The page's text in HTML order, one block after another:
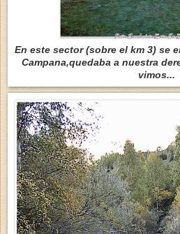
En este sector (sobre el km 3) se
Campana,quedaba a nuestra
vimos...